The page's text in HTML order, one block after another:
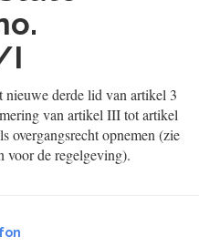
I
derde lid van artikel 3
van artikel III tot artikel
opnemen (zie
de regelgeving).